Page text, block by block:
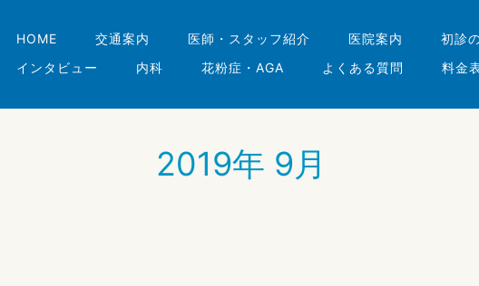
HOME 交通案内 医師・スタッフ紹介 医院案内
初診
インタビュー
内科 花粉症・AGA よくある質問 料金
2019年 9月